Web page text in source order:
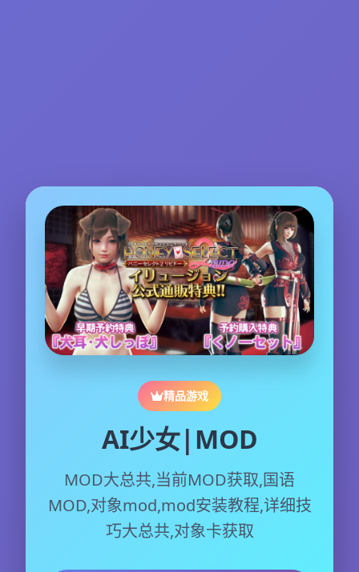
精品游戏
AI少女|MOD
MOD大总共,当前MOD获取,国语
MOD,对象mod,mod安装教程,详细技
巧大总共,对象卡获取